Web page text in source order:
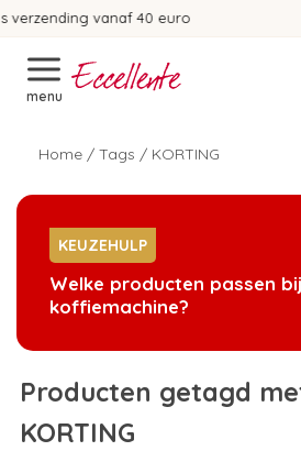
menu
Home / Tags / KORTING
KEUZEHULP
Welke producten passen
koffiemachine?
Producten getagd
KORTING